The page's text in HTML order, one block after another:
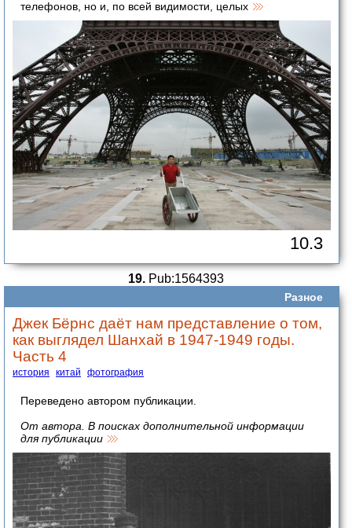
телефонов, но и, по всей видимости, целых
10.3
19. Pub:1564393
Разное
Джек Бёрнс даёт нам представление о том,
как выглядел Шанхай в 1947-1949 годы.
Часть 4
история китай фотография
Переведено автором публикации.
От автора. В поисках дополнительной информации
для публикации